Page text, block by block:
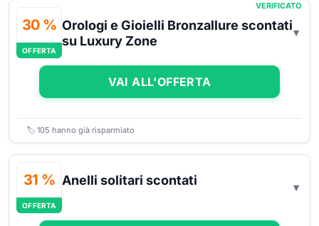
30 %
OFFERTA
VERIFICATO
Orologi e Gioielli Bronzallure scontati
su Luxury Zone
VAI ALL'OFFERTA
🏷️ 105 hanno già risparmiato
31 %
OFFERTA
Anelli solitari scontati